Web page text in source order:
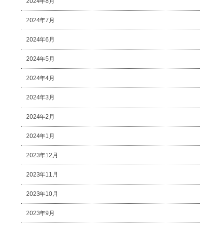
2024年7月
2024年6月
2024年5月
2024年4月
2024年3月
2024年2月
2024年1月
2023年12月
2023年11月
2023年10月
2023年9月